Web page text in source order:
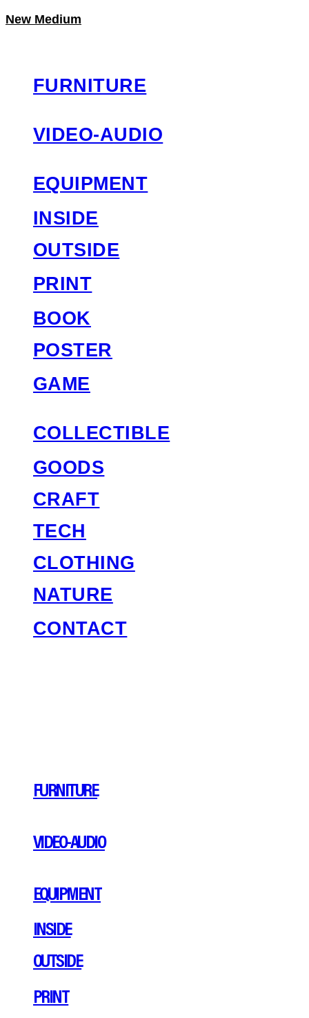
New Medium
FURNITURE
VIDEO-AUDIO
EQUIPMENT
INSIDE
OUTSIDE
PRINT
BOOK
POSTER
GAME
COLLECTIBLE
GOODS
CRAFT
TECH
CLOTHING
NATURE
CONTACT
FURNITURE
VIDEO-AUDIO
EQUIPMENT
INSIDE
OUTSIDE
PRINT